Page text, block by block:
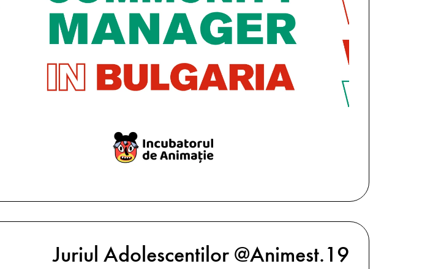
Juriul Adolescentilor @Animest.19